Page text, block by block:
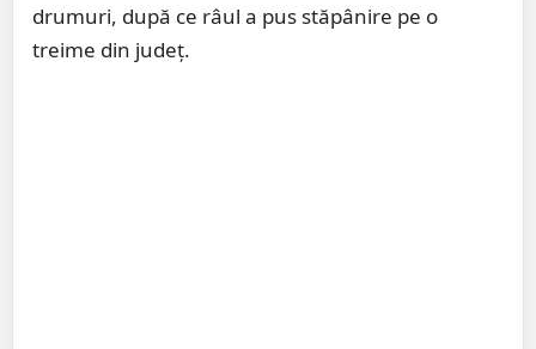
drumuri, după ce râul a pus stăpânire pe o
treime din județ.